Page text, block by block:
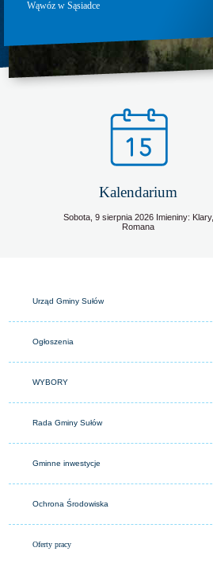
Wąwóz w Sąsiadce
Kalendarium
Sobota, 9 sierpnia2026 Imieniny: Klary,
Romana
Urząd Gminy Sułów
Ogłoszenia
WYBORY
Rada Gminy Sułów
Gminne inwestycje
Ochrona Środowiska
Oferty pracy